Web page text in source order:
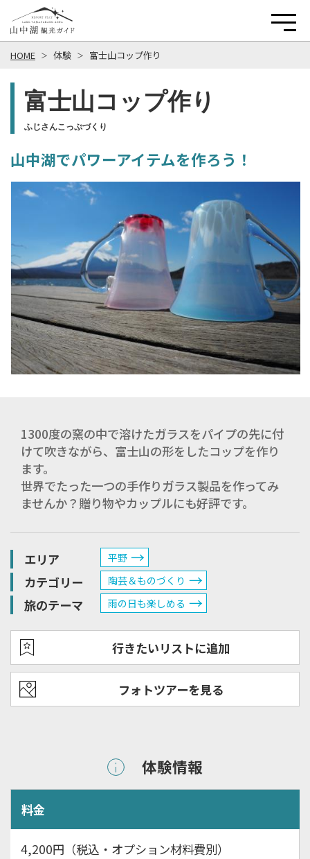
HOME 体験 富士山コップ作り
富士山コップ作り
ふじさんこっぷづくり
山中湖でパワーアイテムを作ろう！
1300度の窯の中で溶けたガラスをパイプの先に付
けて吹きながら、富士山の形をしたコップを作り
ます。
世界でたった一つの手作りガラス製品を作ってみ
ませんか？贈り物やカップルにも好評です。
エリア 平野
カテゴリー 陶芸＆ものづくり
旅のテーマ 雨の日も楽しめる
行きたいリストに追加
フォトツアーを見る
体験情報
料金
4,200円（税込・オプション材料費別）